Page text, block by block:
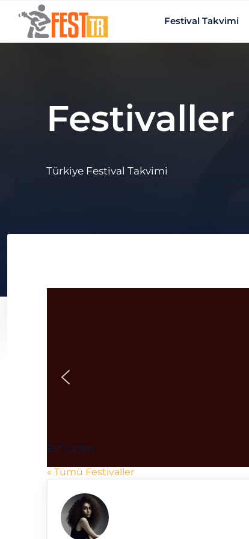
Ana içeriğe atla
Festival Takvimi
Festivaller
Türkiye Festival Takvimi
Elif Çağlar
« Tümü Festivaller